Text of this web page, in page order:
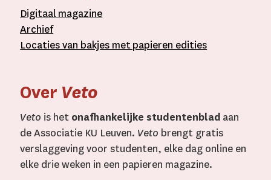
Digitaal magazine
Archief
Locaties van bakjes metpapieren edities
Over Veto
Veto is het onafhankelijke studentenblad aan
de Associatie KU Leuven. Veto brengt gratis
verslaggeving voor studenten, elke dag online en
elke drie weken in een papieren magazine.